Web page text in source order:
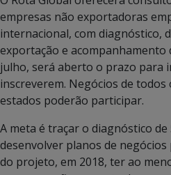
empresas não exportadoras
internacional, com diagnóstico,
exportação e acompanhamento
julho, será aberto o prazo para
inscreverem. Negócios de
estados poderão participar.
A meta é traçar o diagnóstico de
desenvolver planos de negócios
do projeto, em 2018, ter ao